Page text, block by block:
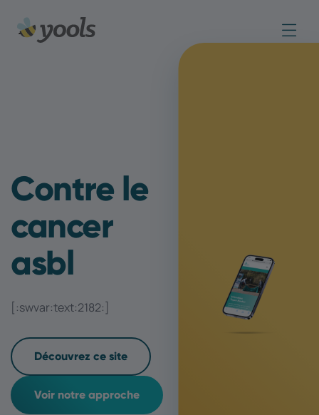
Contre le
cancer
asbl
[:swvar:text:2182:]
Découvrez ce site
Voir notre approche